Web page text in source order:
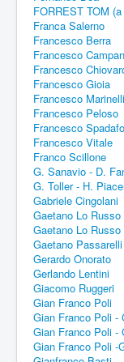
FORREST TOM
Franca Salerno
Francesco Berra
Francesco
Francesco
Francesco Gioia
Francesco Marinelli
Francesco Peloso
Francesco
Francesco Vitale
Franco Scillone
G. Sanavio - D.
G. Toller - H.
Gabriele Cingolani
Gaetano Lo Russo
Gaetano Lo
Gaetano Passarelli
Gerardo Onorato
Gerlando Lentini
Giacomo Ruggeri
Gian Franco Poli
Gian Franco Poli -
Gian Franco Poli -
Gian Franco Poli -